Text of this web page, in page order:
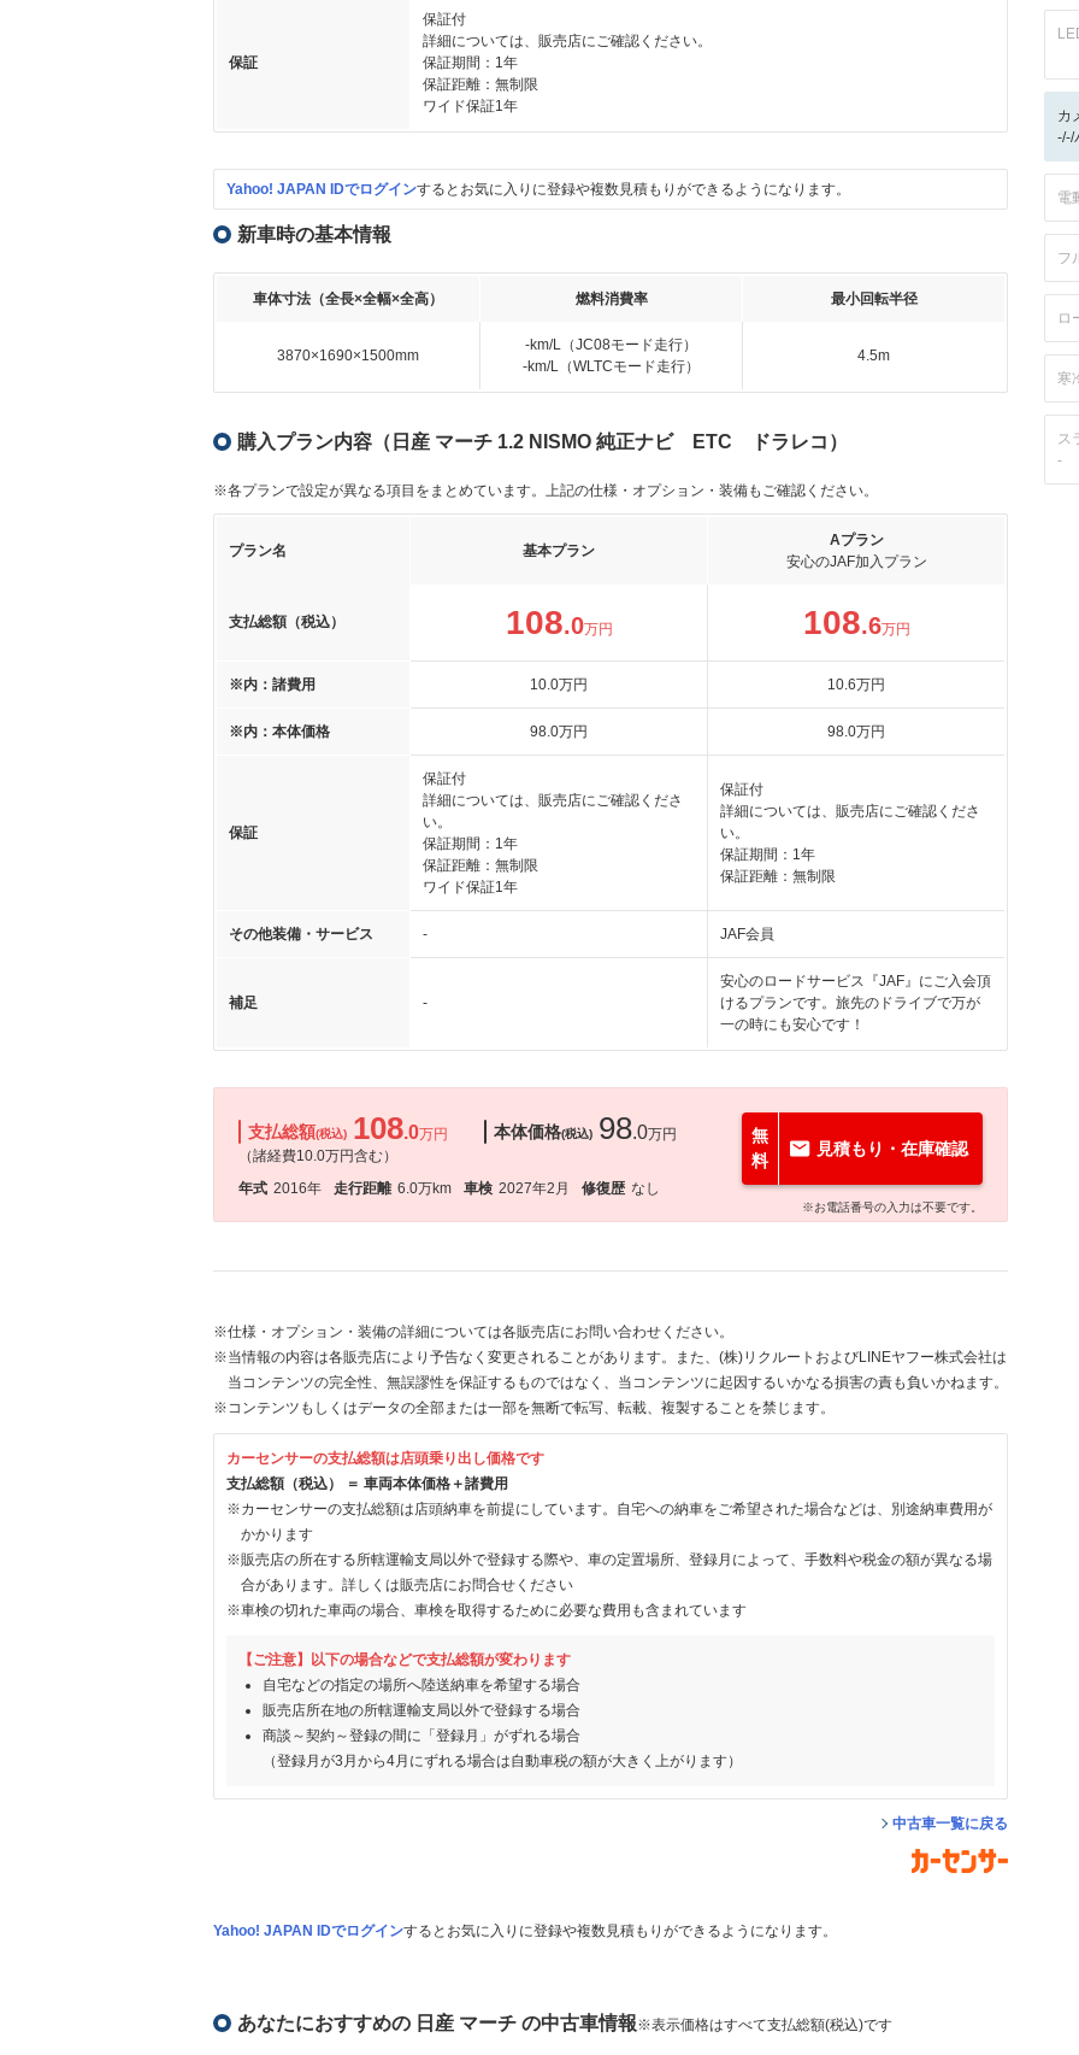
保証
保証付
詳細については、販売店にご確認ください。
保証期間：1年
保証距離：無制限
ワイド保証1年
Yahoo! JAPAN IDでログインするとお気に入りに登録や複数見積もりができるようになります。
新車時の基本情報
車体寸法（全長×全幅×全高） 燃料消費率 最小回転半径
3870×1690×1500mm
-km/L（JC08モード走行）
-km/L（WLTCモード走行）
4.5m
購入プラン内容（日産 マーチ 1.2 NISMO 純正ナビ ETC ドラレコ）
※各プランで設定が異なる項目をまとめています。上記の仕様・オプション・装備もご確認ください。
プラン名 基本プラン
Aプラン
安心のJAF加入プラン
支払総額（税込） 108.0万円 108.6万円
※内：諸費用 10.0万円 10.6万円
※内：本体価格 98.0万円 98.0万円
保証
保証付
詳細については、販売店にご確認くださ
い。
保証期間：1年
保証距離：無制限
ワイド保証1年
保証付
詳細については、販売店にご確認くださ
い。
保証期間：1年
保証距離：無制限
その他装備・サービス - JAF会員
補足 -
安心のロードサービス『JAF』にご入会頂
けるプランです。旅先のドライブで万が
一の時にも安心です！
支払総額(税込) 108.0万円
（諸経費10.0万円含む）
本体価格(税込) 98.0万円
年式 2016年 走行距離 6.0万km 車検 2027年2月 修復歴 なし
無
料
見積もり・在庫確認
※お電話番号の入力は不要です。
※仕様・オプション・装備の詳細については各販売店にお問い合わせください。
※当情報の内容は各販売店により予告なく変更されることがあります。また、(株)リクルートおよびLINEヤフー株式会社は
当コンテンツの完全性、無誤謬性を保証するものではなく、当コンテンツに起因するいかなる損害の責も負いかねます。
※コンテンツもしくはデータの全部または一部を無断で転写、転載、複製することを禁じます。
カーセンサーの支払総額は店頭乗り出し価格です
支払総額（税込） ＝ 車両本体価格＋諸費用
※カーセンサーの支払総額は店頭納車を前提にしています。自宅への納車をご希望された場合などは、別途納車費用が
かかります
※販売店の所在する所轄運輸支局以外で登録する際や、車の定置場所、登録月によって、手数料や税金の額が異なる場
合があります。詳しくは販売店にお問合せください
※車検の切れた車両の場合、車検を取得するために必要な費用も含まれています
【ご注意】以下の場合などで支払総額が変わります
自宅などの指定の場所へ陸送納車を希望する場合
販売店所在地の所轄運輸支局以外で登録する場合
商談～契約～登録の間に「登録月」がずれる場合
（登録月が3月から4月にずれる場合は自動車税の額が大きく上がります）
中古車一覧に戻る
Yahoo! JAPAN IDでログインするとお気に入りに登録や複数見積もりができるようになります。
カ
-/-/
電
フ
ロ
寒
ス
-
あなたにおすすめの 日産 マーチ の中古車情報※表示価格はすべて支払総額(税込)です